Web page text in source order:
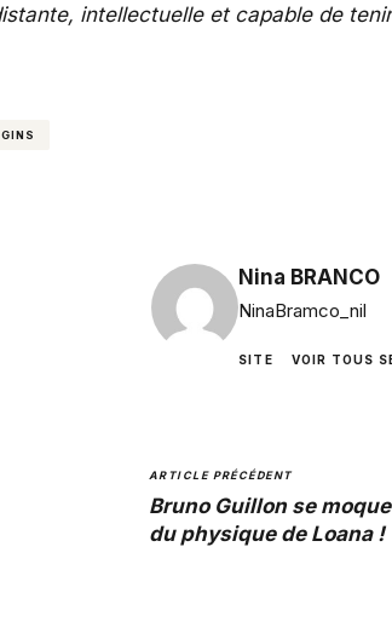
intellectuelle et capable de
Nina BRANCO
NinaBramco_nil
SITE VOIR TOUS
ARTICLE PRÉCÉDENT
Bruno Guillon se
du physique de Loana !